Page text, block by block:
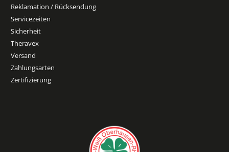
Reklamation / Rücksendung
Servicezeiten
Sicherheit
Theravex
Versand
Zahlungsarten
Zertifizierung